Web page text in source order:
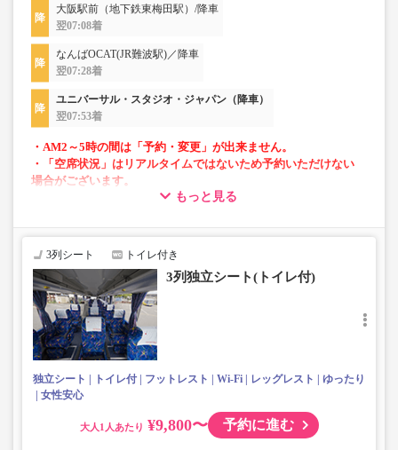
大阪駅前（地下鉄東梅田駅）/降車
翌07:08着
なんばOCAT(JR難波駅)／降車
翌07:28着
ユニバーサル・スタジオ・ジャパン（降車）
翌07:53着
・AM2～5時の間は「予約・変更」が出来ません。
・「空席状況」はリアルタイムではないため予約いただけない
場合がございます。
・車両は予告なく変更となる場合がございます。これに伴い、
じめご了承ください。
もっと見る
3列シート トイレ付き
3列独立シート(トイレ付)
独立シート トイレ付 フットレスト Wi-Fi レッグレスト
ゆったり
女性安心
大人 ¥9,800〜 予約に進む